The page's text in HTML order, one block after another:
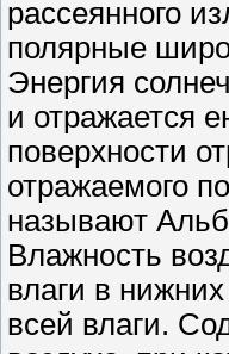
рассеянного
полярные
Энергия
и отражается
поверхности
отражаемого
называют
Влажность
влаги в
всей влаги.